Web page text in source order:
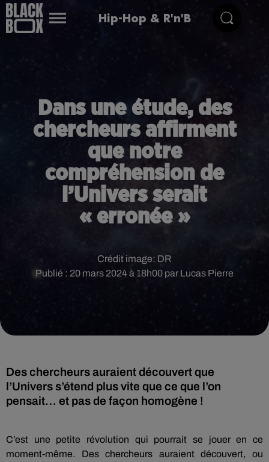
Hip-Hop & R'n'B
Dans une étude, des
chercheurs affirment
que notre
compréhension de
l’Univers serait
« erronée »
Publié : 20 mars 2024 à 18h00 par Lucas Pierre
Crédit image: DR
Des chercheurs auraient découvert que
l’Univers s’étend plus vite que ce que l’on
pensait… et pas de façon homogène !
C’est une petite révolution qui pourrait se jouer en ce
moment-même. Des chercheurs auraient découvert, ou